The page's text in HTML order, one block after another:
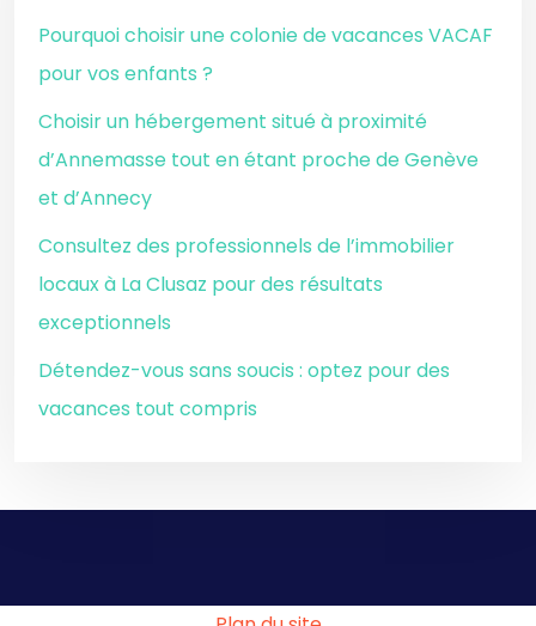
Pourquoi choisir une colonie de vacances VACAF
pour vos enfants ?
Choisir un hébergement situé à proximité
d’Annemasse tout en étant proche de Genève
et d’Annecy
Consultez des professionnels de l’immobilier
locaux à La Clusaz pour des résultats
exceptionnels
Détendez-vous sans soucis : optez pour des
vacances tout compris